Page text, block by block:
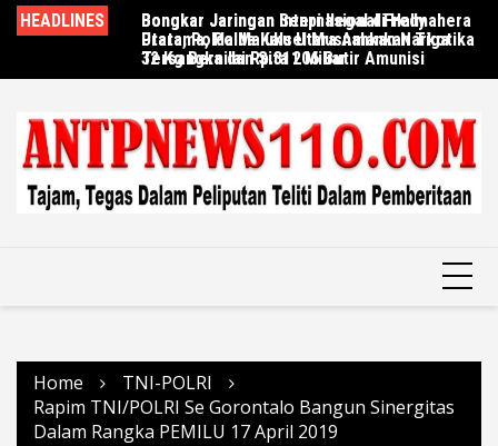
SkipHEADLINES
Bongkar Jaringan Senpi Ilegal di Halmahera
Utara, Polda Maluku Utara Amankan Tiga
Tersangka dan Sita 206 Butir Amunisi
Bongkar Jaringan Internasional Fredy
Pratama, Polda Kalsel Musnahkan Narkotika
32 Kg Bernilai Rp.311 Miliar
Home
TNI-POLRI
Rapim TNI/POLRI Se Gorontalo Bangun Sinergitas
Dalam Rangka PEMILU 17 April 2019